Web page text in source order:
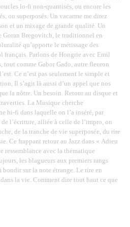
lo-fi non-quantisés, ou encore les
ou superposés. Un vacarme me direz
et un mixage de grande qualité. Un
Goran Bregovitch, le traditionnel en
qu’apporte le métissage des
français. Parlons de Hongrie avec Emil
tout comme Gabor Gado, autre fleuron
Ce n’est pas seulement le simple et
Il s’agit là aussi d’un appel que nos
la nôtre. Un besoin. Retour au disque et
La Musique cherche
hi-fi dans laquelle on l’a inséré, par
l’écriture, alliée à celle de l’impro, on
de la tranche de vie superposée, du rire
Ce frappant retour au Jazz dans « Adieu
ressemblance avec la thématique
les blagueurs aux premiers rangs
bondir sur la note étrange. Le rire en
la vie. Comment dire tout haut ce que